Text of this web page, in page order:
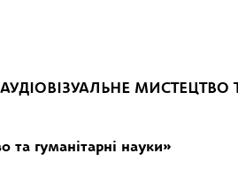
МИСТЕЦТВО
та гуманітарні науки»